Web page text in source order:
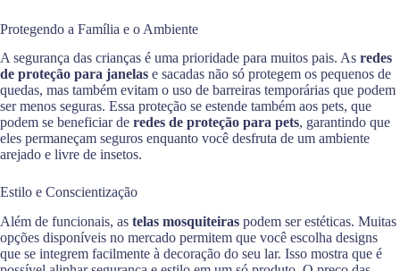
Protegendo a Família e o Ambiente
A segurança das crianças é uma prioridade para muitos pais. As redes
de proteção para janelas e sacadas não só protegem os pequenos de
quedas, mas também evitam o uso de barreiras temporárias que podem
ser menos seguras. Essa proteção se estende também aos pets, que
podem se beneficiar de redes de proteção para pets, garantindo que
eles permaneçam seguros enquanto você desfruta de um ambiente
arejado e livre de insetos.
Estilo e Conscientização
Além de funcionais, as telas mosquiteiras podem ser estéticas. Muitas
opções disponíveis no mercado permitem que você escolha designs
que se integrem facilmente à decoração do seu lar. Isso mostra que é